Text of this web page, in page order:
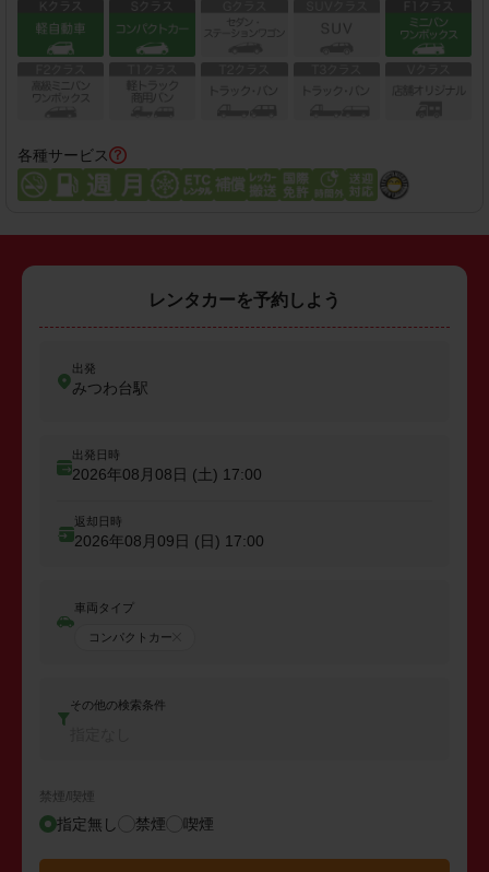
各種サービス
レンタカーを予約しよう
出発
みつわ台駅
出発日時
2026年08月08日 (土) 17:00
返却日時
2026年08月09日 (日) 17:00
車両タイプ
コンパクトカー
その他の検索条件
禁煙/喫煙
指定無し 禁煙 喫煙